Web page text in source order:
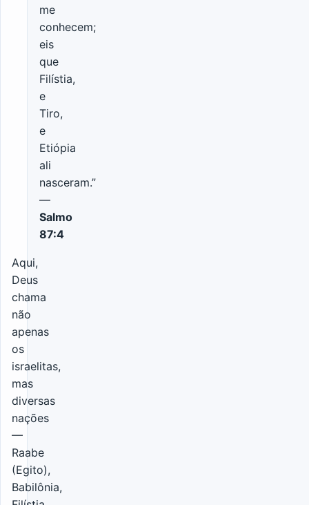
me
conhecem;
eis
que
Filístia,
e
Tiro,
e
Etiópia
ali
nasceram.”
—
Salmo
87:4
Aqui,
Deus
chama
não
apenas
os
israelitas,
mas
diversas
nações
—
Raabe
(Egito),
Babilônia,